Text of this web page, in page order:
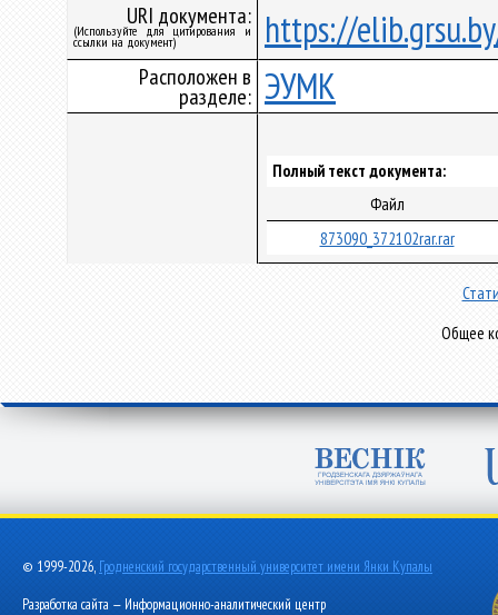
URI документа:
(Используйте для цитирования и
ссылки на документ) https://
Расположен в
разделе: ЭУМК
Полный текст документа:
Файл
873090_372102rar.rar
Общее
© 1999-2026, Гродненский государственный университет имени Янки Купалы
Разработка сайта — Информационно-аналитический центр